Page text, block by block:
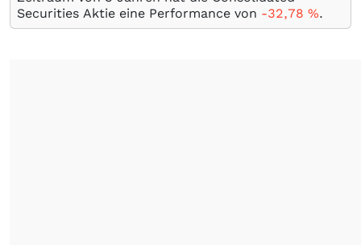
Securities Aktie eine Performance von -32,78 %.